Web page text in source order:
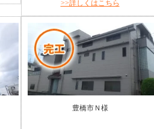
>>詳しくはこちら
豊橋市Ｎ様